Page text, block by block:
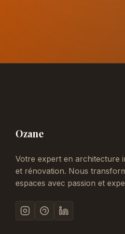
Ozane
Votre expert en architecture
et rénovation. Nous
espaces avec passion et